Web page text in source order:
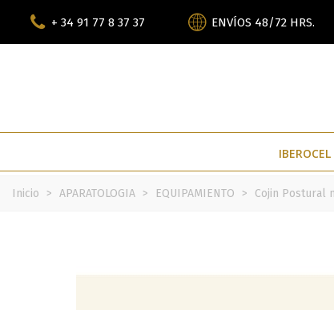
+ 34 91 77 8 37 37 ENVÍOS 48/72 HRS.
IBEROCEL
Inicio > APARATOLOGIA > EQUIPAMIENTO > Cojin Postural